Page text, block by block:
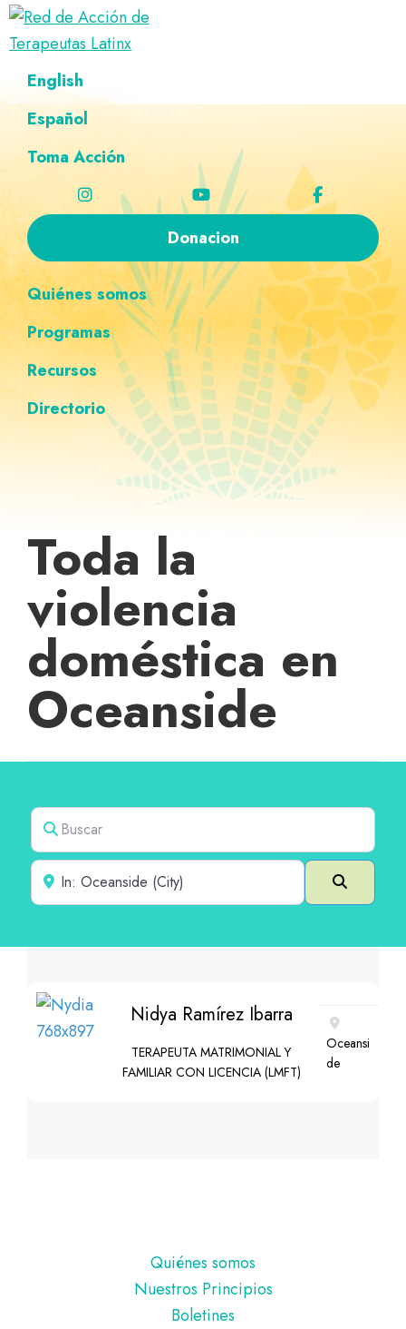
Saltar
navegación
principal
Ir
al
principal
Saltar
al
página
Saltar
navegación
personalizada
Red
de
Acción
de
Latinx
Directorio
terapeutas
Latinx
English
Español
Toma Acción
Donacion
Quiénes somos
Programas
Recursos
Directorio
Toda la
violencia
doméstica en
Oceanside
Buscar
Cerca de
Buscar
Nidya Ramírez Ibarra
TERAPEUTA MATRIMONIAL Y
FAMILIAR CON LICENCIA (LMFT)
Oceansi
de
Quiénes somos
Nuestros Principios
Boletines